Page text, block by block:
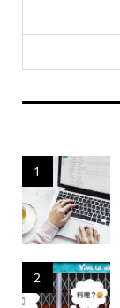
1
2